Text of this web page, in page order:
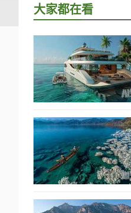
大家都在看